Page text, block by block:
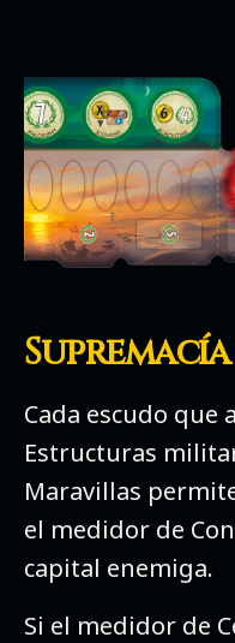
Cada escudo que
Estructuras
Maravillas
el medidor de
capital enemiga.
Si el medidor de